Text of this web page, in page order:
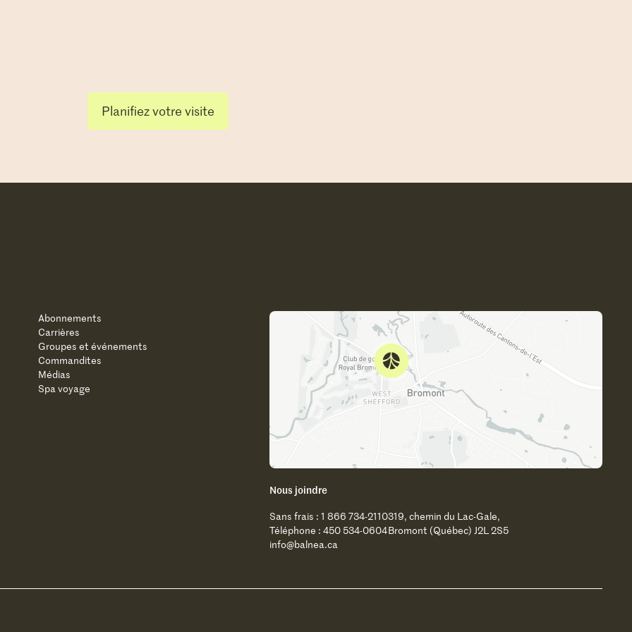
Planifiez votre visite
Abonnements
Carrières
Groupes et événements
Commandites
Médias
Spa voyage
Nous joindre
Sans frais : 1 866 734-2110
Téléphone : 450 534-0604
info@balnea.ca
319, chemin du Lac-Gale,
Bromont (Québec) J2L 2S5